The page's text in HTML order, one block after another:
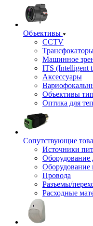
Объективы
CCTV
Машинное
ITS (Intelligent
Аксессуары
Объективы
Оптика для
Сопутствующие
Источники
Оборудование
Оборудование
Провода
Разъемы/
Расходные